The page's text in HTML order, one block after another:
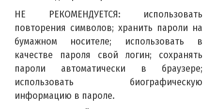
НЕ РЕКОМЕНДУЕТСЯ: использовать
повторения символов; хранить пароли на
бумажном носителе; использовать в
качестве пароля свой логин; сохранять
пароли автоматически в браузере;
использовать биографическую
информацию в пароле.